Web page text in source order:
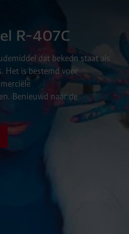
R-407C
dat bekedn staat als
Het is bestemd voor
Benieuwd naar de